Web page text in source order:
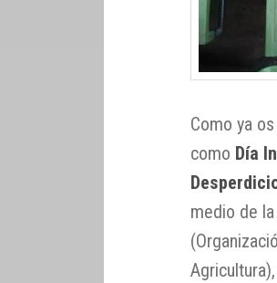
Como ya
como Día
medio de